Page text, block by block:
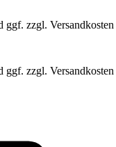
zzgl. Versandkosten
zzgl. Versandkosten